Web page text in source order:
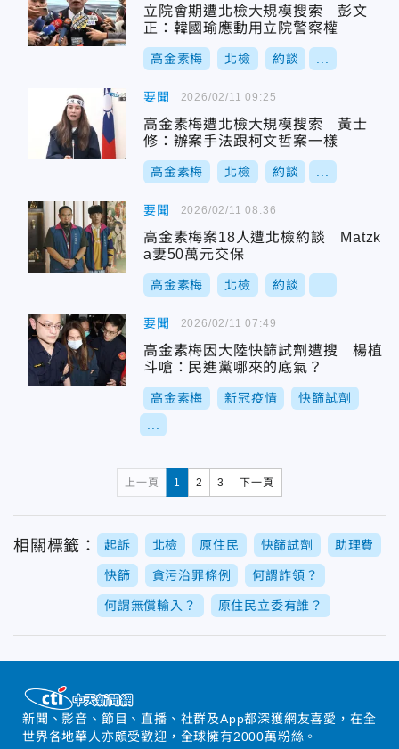
立院會期遭北檢大規模搜索 彭文
正：韓國瑜應動用立院警察權
高金素梅 北檢 約談
要聞
高金素梅遭北檢大規模搜索 黃士
修：辦案手法跟柯文哲案一樣
高金素梅 北檢 約談
2026/02/11 09:25
要聞
高金素梅案18人遭北檢約談 Matzk
a妻50萬元交保
高金素梅 北檢 約談
2026/02/11 08:36
要聞
高金素梅因大陸快篩試劑遭搜 楊植
斗嗆：民進黨哪來的底氣？
高金素梅 新冠疫情 快篩試劑
2026/02/11 07:49
上一頁 1 2 3 下一頁
相關標籤： 起訴 北檢 原住民 快篩試劑 助理費
快篩 貪污治罪條例 何謂詐領？
何謂無償輸入？ 原住民立委有誰？
新聞、影音、節目、直播、社群及App都深獲網友喜愛，在全
世界各地華人亦頗受歡迎，全球擁有2000萬粉絲。